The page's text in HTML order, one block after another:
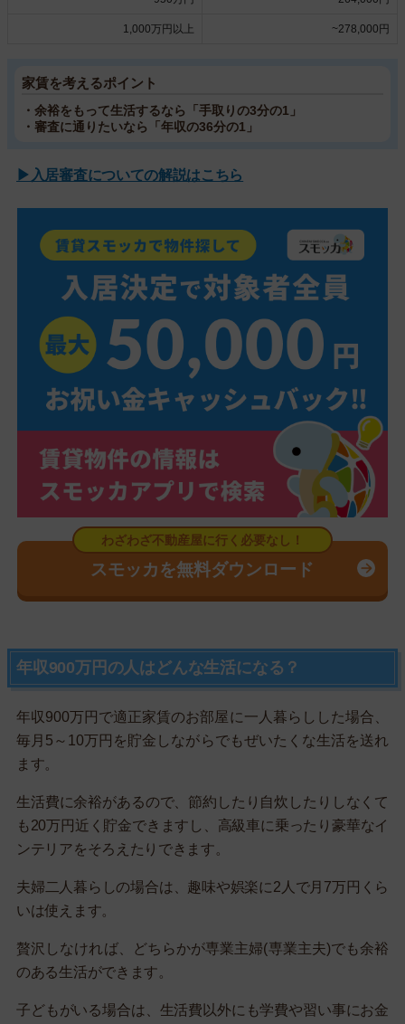
1,000万円以上 ~278,000円
家賃を考えるポイント
・余裕をもって生活するなら「手取りの3分の1」
・審査に通りたいなら「年収の36分の1」
▶入居審査についての解説はこちら
スモッカを無料ダウンロード
年収900万円の人はどんな生活になる？
年収900万円で適正家賃のお部屋に一人暮らしした場合、
毎月5～10万円を貯金しながらでもぜいたくな生活を送れ
ます。
生活費に余裕があるので、節約したり自炊したりしなくて
も20万円近く貯金できますし、高級車に乗ったり豪華なイ
ンテリアをそろえたりできます。
夫婦二人暮らしの場合は、趣味や娯楽に2人で月7万円くら
いは使えます。
贅沢しなければ、どちらかが専業主婦(専業主夫)でも余裕
のある生活ができます。
子どもがいる場合は、生活費以外にも学費や習い事にお金